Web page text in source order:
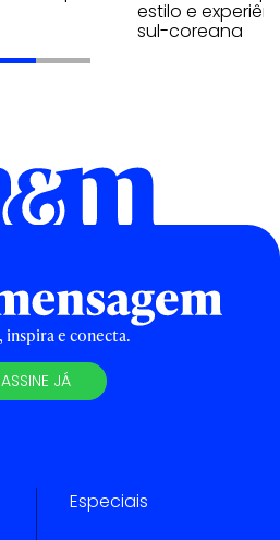
estilo e
sul-coreana
e conecta.
ASSINE JÁ
Especiais